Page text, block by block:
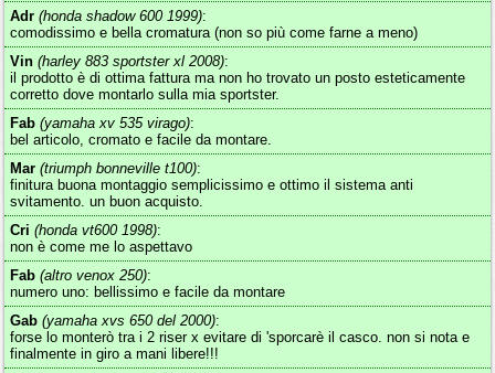
Adr (honda shadow 600 1999):
comodissimo e bella cromatura (non so più come farne a meno)
Vin (harley 883 sportster xl 2008):
il prodotto è di ottima fattura ma non ho trovato un posto esteticamente
corretto dove montarlo sulla mia sportster.
Fab (yamaha xv 535 virago):
bel articolo, cromato e facile da montare.
Mar (triumph bonneville t100):
finitura buona montaggio semplicissimo e ottimo il sistema anti
svitamento. un buon acquisto.
Cri (honda vt600 1998):
non è come me lo aspettavo
Fab (altro venox 250):
numero uno: bellissimo e facile da montare
Gab (yamaha xvs 650 del 2000):
forse lo monterò tra i 2 riser x evitare di 'sporcarè il casco. non si nota e
finalmente in giro a mani libere!!!